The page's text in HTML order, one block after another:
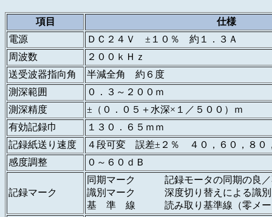
項目
仕様
電源
ＤＣ２４Ｖ ±１０％ 約１．３Ａ
周波数
２００ｋＨｚ
送受波器指向角
半減全角 約６度
測深範囲
０．３～２００ｍ
測深精度
±（０．０５＋水深×１／５００）ｍ
有効記録巾
１３０．６５ｍｍ
記録紙送り速度
４段可変 誤差±２％ ４０，６０，８０
感度調整
０～６０ｄＢ
記録マーク
同期マーク 記録モータの同期の良／
識別マーク 深度切り替えによる識別
基 準 線 読み取り基準線（零メー